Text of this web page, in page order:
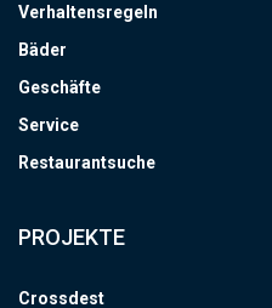
Verhaltensregeln
Bäder
Geschäfte
Service
Restaurantsuche
PROJEKTE
Crossdest